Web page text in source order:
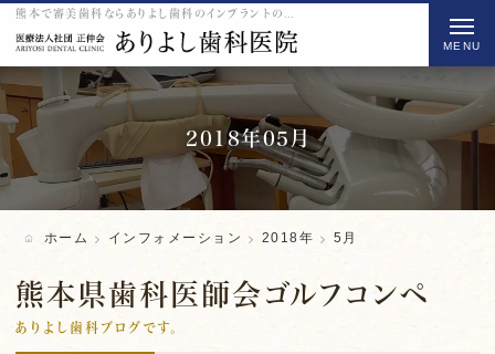
2018年05月
ホーム インフォメーション 2018年 5月
熊本県歯科医師会ゴルフコンペ
ありよし歯科ブログです。
t
o
g
l